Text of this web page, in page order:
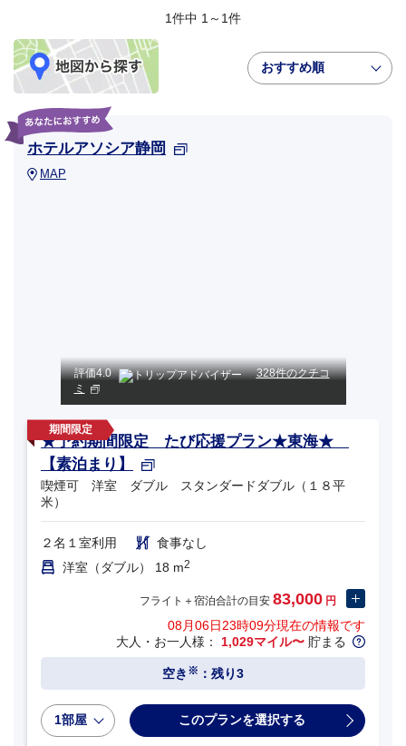
1件中 1～1件
おすすめ順
ホテルアソシア静岡
MAP
評価4.0
328件のクチコ
ミ
★予約期間限定 たび応援プラン★東海★
【素泊まり】
喫煙可 洋室 ダブル スタンダードダブル（１８平
米）
２名１室利用
食事なし
洋室（ダブル） 18 m2
フライト＋宿泊合計の目安 83,000 円
08月06日23時09分現在の情報です
大人・お一人様： 1,029マイル〜 貯まる
空き ※ ：残り3
1部屋